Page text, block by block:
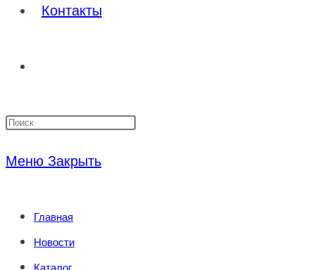
Контакты
поиск
Нажмите
Меню Закрыть
Главная
Новости
Каталог